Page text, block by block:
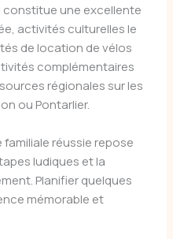
constitue une excellente
activités culturelles le
de location de vélos
complémentaires
régionales sur les
ou Pontarlier.
réussie repose
ludiques et la
Planifier quelques
mémorable et